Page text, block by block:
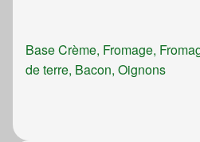
Base Crème, Fromage,
de terre, Bacon, Oignons